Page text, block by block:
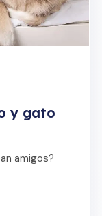
y gato
amigos?